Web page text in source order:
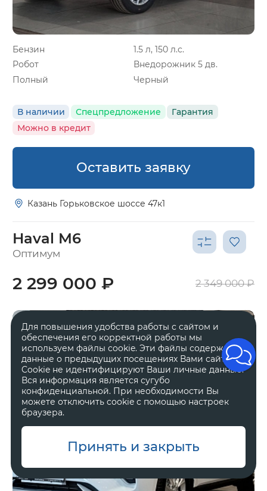
Бензин
1.5 л, 150 л.с.
Робот
Внедорожник 5 дв.
Полный
Черный
В наличии Спецпредложение
Гарантия
Можно в кредит
Оставить заявку
Казань Горьковское шоссе 47к1
Haval M6
Оптимум
2 299 000 ₽ 2 349 000 ₽
Для повышения удобства работы с сайтом и
обеспечения его корректной работы мы
используем файлы cookie. Эти файлы содержат
данные о предыдущих посещениях Вами сайта.
Cookie не идентифицируют Ваши личные данные.
Вся информация является сугубо
конфиденциальной. При необходимости Вы
можете отключить cookie с помощью настроек
браузера.
Принять и закрыть